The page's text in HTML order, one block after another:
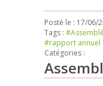
Posté le : 17/06/
Tags :
#rapport annuel
Catégories :